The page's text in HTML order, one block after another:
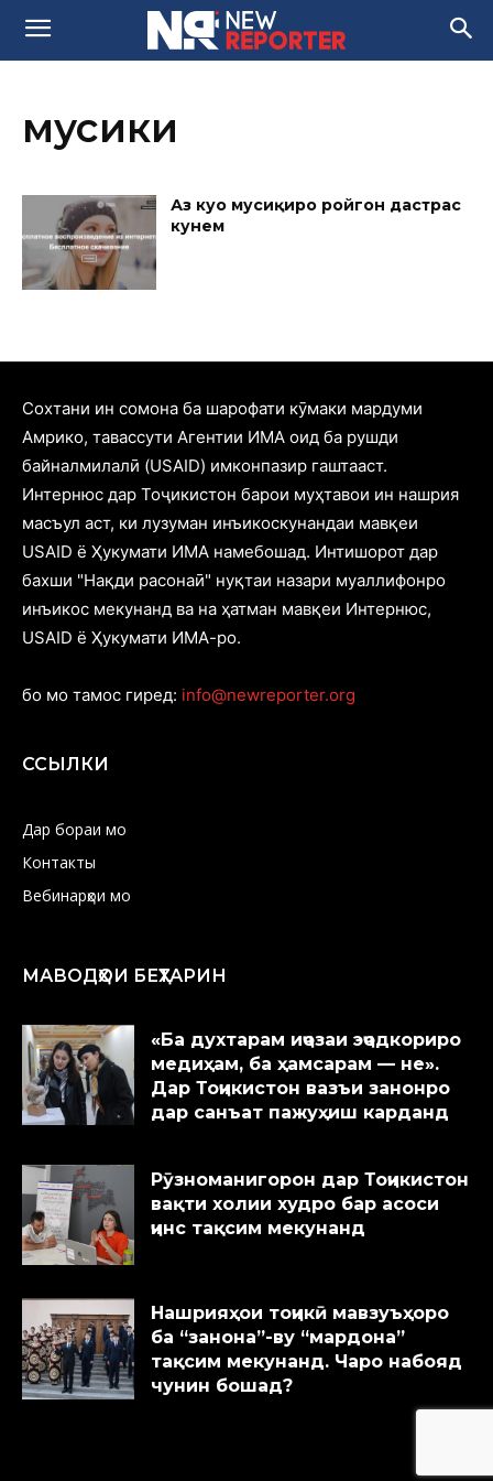
мусики
Аз куҷо мусиқиро ройгон дастрас
кунем
Cохтани ин сомона ба шарофати кӯмаки мардуми
Амрико, тавассути Агентии ИМА оид ба рушди
байналмилалӣ (USAID) имконпазир гаштааст.
Интернюс дар Тоҷикистон барои муҳтавои ин нашрия
масъул аст, ки лузуман инъикоскунандаи мавқеи
USAID ё Ҳукумати ИМА намебошад. Интишорот дар
бахши "Нақди расонаӣ" нуқтаи назари муаллифонро
инъикос мекунанд ва на ҳатман мавқеи Интернюс,
USAID ё Ҳукумати ИМА-ро.
бо мо тамос гиред: info@newreporter.org
ССЫЛКИ
Дар бораи мо
Контакты
Вебинарҳои мо
МАВОДҲОИ БЕҲТАРИН
«Ба духтарам иҷозаи эҷодкориро
медиҳам, ба ҳамсарам — не».
Дар Тоҷикистон вазъи занонро
дар санъат пажуҳиш карданд
Рӯзноманигорон дар Тоҷикистон
вақти холии худро бар асоси
ҷинс тақсим мекунанд
Нашрияҳои тоҷикӣ мавзуъҳоро
ба “занона”-ву “мардона”
тақсим мекунанд. Чаро набояд
чунин бошад?